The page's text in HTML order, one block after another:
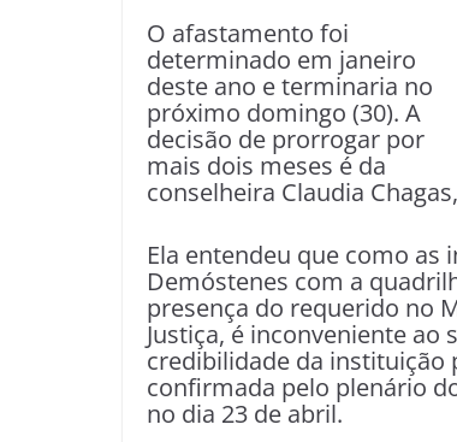
O afastamento foi
determinado em janeiro
deste ano e terminaria no
próximo domingo (30). A
decisão de prorrogar por
mais dois meses é da
conselheira Claudia
Ela entendeu que como as
Demóstenes com a
presença do requerido no
Justiça, é inconveniente ao
credibilidade da instituição
confirmada pelo plenário
no dia 23 de abril.